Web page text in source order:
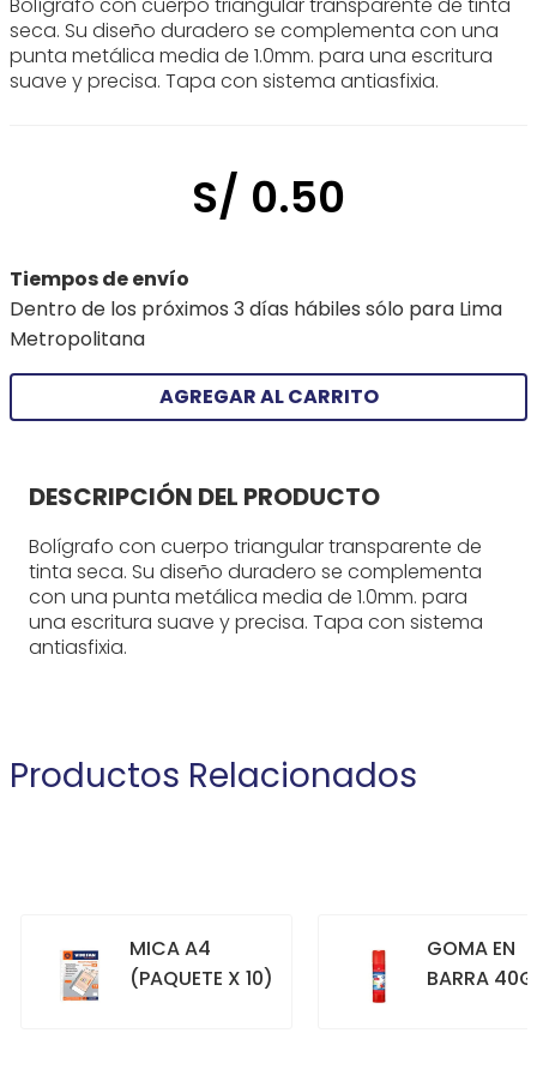
seca. Su diseño duradero se complementa con una
punta metálica media de 1.0mm. para una escritura
suave y precisa. Tapa con sistema antiasfixia.
S/ 0.50
Tiempos de envío
Dentro de los próximos 3 días hábiles sólo para Lima
Metropolitana
AGREGAR AL CARRITO
DESCRIPCIÓN DEL PRODUCTO
Bolígrafo con cuerpo triangular transparente de
tinta seca. Su diseño duradero se complementa
con una punta metálica media de 1.0mm. para
una escritura suave y precisa. Tapa con sistema
antiasfixia.
Productos Relacionados
MICA A4
(PAQUETE X 10)
GOMA EN
BARRA